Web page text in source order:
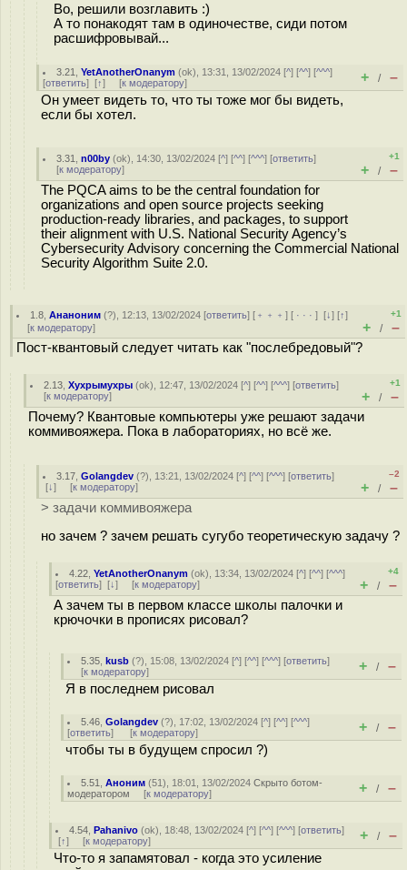
Во, решили возглавить :)
А то понакодят там в одиночестве, сиди потом
расшифровывай...
3.21 ,YetAnotherOnanym (ok), 13:31, 13/02/2024 [^] [^^] [^^^]
[ответить] [↑] [к модератору] + / –
Он умеет видеть то, что ты тоже мог бы видеть,
если бы хотел.
3.31 ,n00by (ok), 14:30, 13/02/2024 [^] [^^] [^^^] [ответить]
[к модератору]
+1
+ / –
The PQCA aims to be the central foundation for
organizations and open source projects seeking
production-ready libraries, and packages, to support
their alignment with U.S. National Security Agency’s
Cybersecurity Advisory concerning the Commercial National
Security Algorithm Suite 2.0.
1.8 ,Ананоним (?), 12:13, 13/02/2024 [ответить] [ ﹢﹢﹢] [ · · ·][↓] [↑]
[к модератору]
+1
+ / –
Пост-квантовый следует читать как "послебредовый"?
2.13 ,Хухрымухры (ok), 12:47, 13/02/2024 [^] [^^] [^^^] [ответить]
[к модератору]
+1
+ / –
Почему? Квантовые компьютеры уже решают задачи
коммивояжера. Пока в лабораториях, но всё же.
3.17 ,Golangdev (?), 13:21, 13/02/2024 [^] [^^] [^^^] [ответить]
[↓] [к модератору]
–2
+ / –
> задачи коммивояжера
но зачем ? зачем решать сугубо теоретическую задачу ?
4.22 ,YetAnotherOnanym (ok), 13:34, 13/02/2024 [^] [^^] [^^^]
[ответить] [↓] [к модератору]
+4
+ / –
А зачем ты в первом классе школы палочки и
крючочки в прописях рисовал?
5.35 ,kusb (?), 15:08, 13/02/2024 [^] [^^] [^^^] [ответить]
[к модератору] + / –
Я в последнем рисовал
5.46 ,Golangdev (?), 17:02, 13/02/2024 [^] [^^] [^^^]
[ответить] [к модератору] + / –
чтобы ты в будущем спросил ?)
5.51 ,Аноним (51), 18:01, 13/02/2024Скрыто ботом-
модератором [к модератору] + / –
4.54 ,Pahanivo (ok), 18:48, 13/02/2024 [^] [^^] [^^^] [ответить]
[↑] [к модератору] + / –
Что-то я запамятовал - когда это усиление